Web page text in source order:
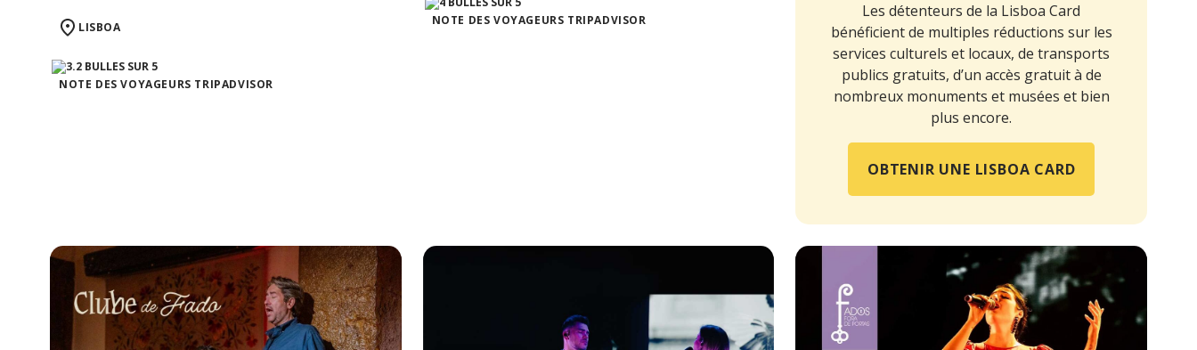
LISBOA
NOTE DES VOYAGEURS TRIPADVISOR
NOTE DES VOYAGEURS TRIPADVISOR
Les détenteurs de la Lisboa Card
bénéficient de multiples réductions sur les
services culturels et locaux, de transports
publics gratuits, d’un accès gratuit à de
nombreux monuments et musées et bien
plus encore.
OBTENIR UNE LISBOA CARD